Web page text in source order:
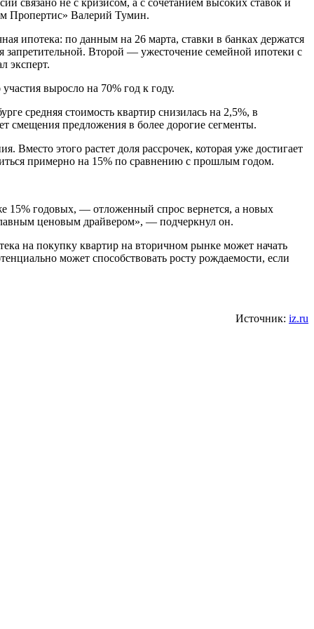
Пропертис» Валерий Тумин.
ипотека: по данным на 26 марта, ставки в банках держатся
запретительной. Второй — ужесточение семейной ипотеки с
эксперт.
выросло на 70% год к году.
средняя стоимость квартир снизилась на 2,5%, в
смещения предложения в более дорогие сегменты.
этого растет доля рассрочек, которая уже достигает
примерно на 15% по сравнению с прошлым годом.
15% годовых, — отложенный спрос вернется, а новых
ценовым драйвером», — подчеркнул он.
на покупку квартир на вторичном рынке может начать
может способствовать росту рождаемости, если
Источник: iz.ru